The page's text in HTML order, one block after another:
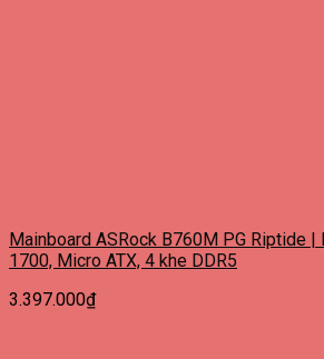
Mainboard ASRock B760M PG Riptide
1700, Micro ATX, 4 khe DDR5
3.397.000₫